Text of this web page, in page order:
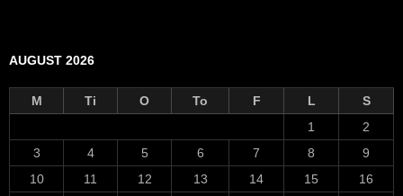
AUGUST 2026
M Ti O To F L
S
1
2
3
4 5 6 7 8
9
10
11 12 13 14 15
16